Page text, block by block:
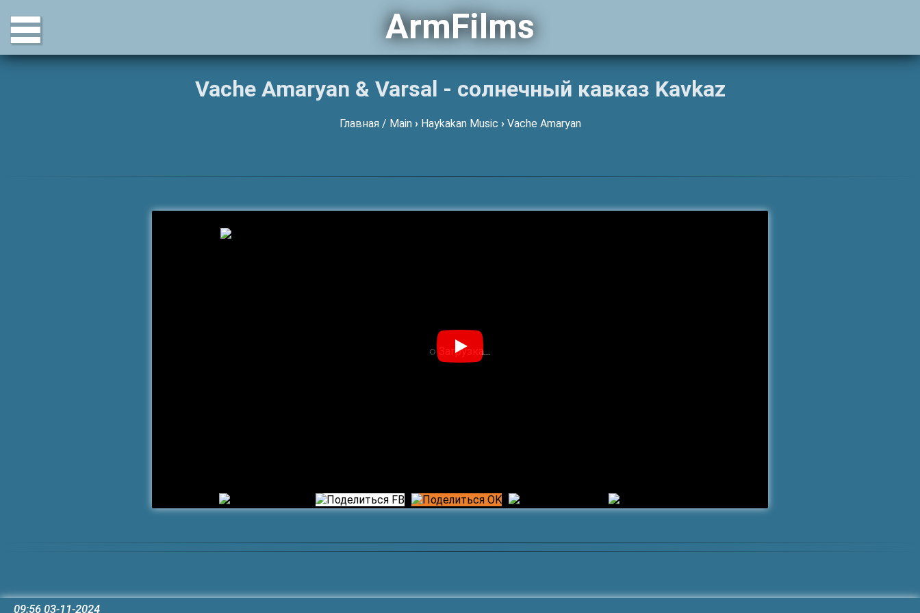
ArmFilms
Vache Amaryan & Varsal - солнечный кавказ Kavkaz
Главная / Main › Haykakan Music › Vache Amaryan
◌ Загрузка...
09:56 03-11-2024